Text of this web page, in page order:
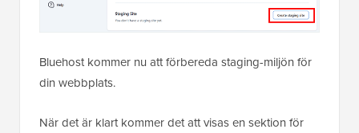
Bluehost kommer nu att förbereda staging-miljön för
din webbplats.
När det är klart kommer det att visas en sektion för